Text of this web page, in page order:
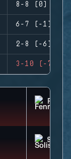
8-8 (0)
6-7 (-1)
2-8 (-6)
3-10 (-7)
SOLIS